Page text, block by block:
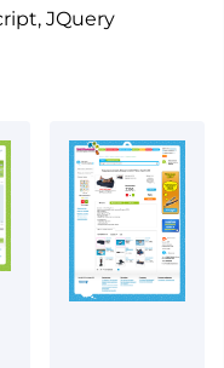
JQuery